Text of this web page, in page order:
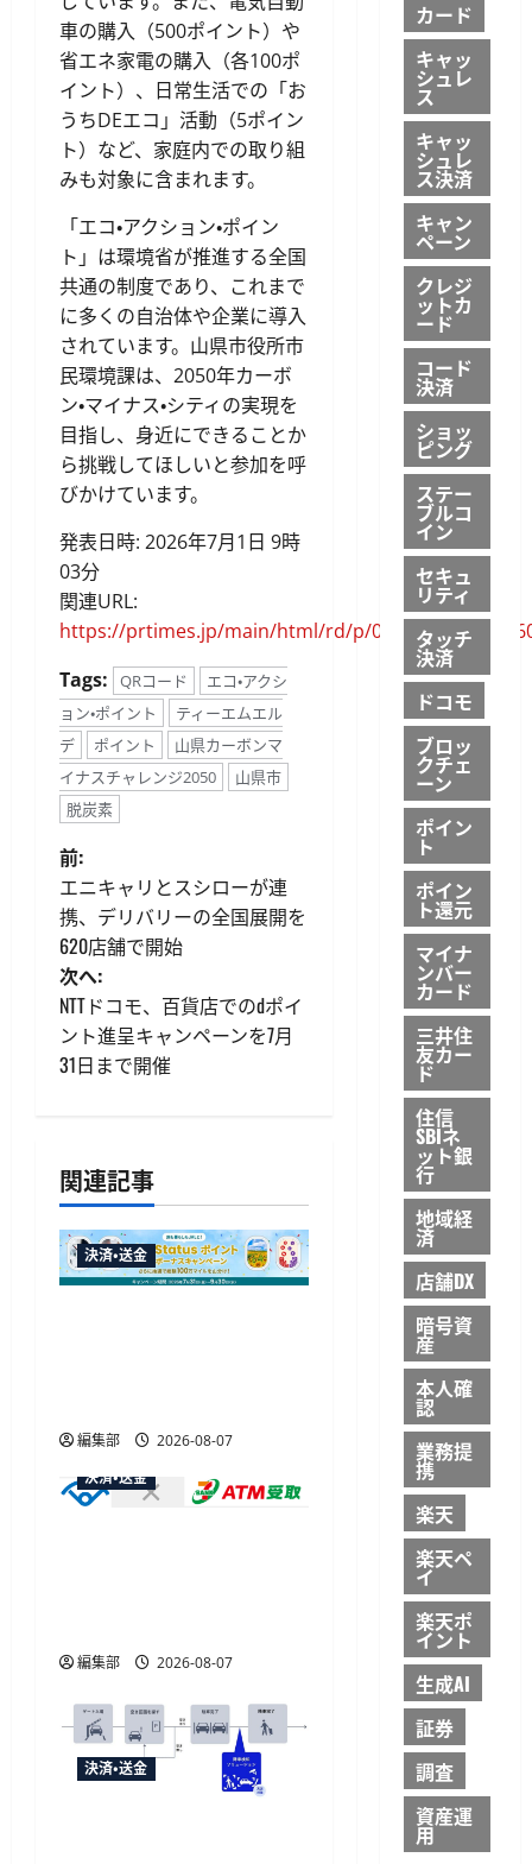
車の購入（500ポイント）や
省エネ家電の購入（各100ポ
イント）、日常生活での「お
うちDEエコ」活動（5ポイン
ト）など、家庭内での取り組
みも対象に含まれます。
「エコ・アクション・ポイン
ト」は環境省が推進する全国
共通の制度であり、これまで
に多くの自治体や企業に導入
されています。山県市役所市
民環境課は、2050年カーボ
ン・マイナス・シティの実現を
目指し、身近にできることか
ら挑戦してほしいと参加を呼
びかけています。
発表日時: 2026年7月1日 9時
03分
関連URL:
https://prtimes.jp/main/html/rd/p/
Tags:
QRコード
エコ・アクシ
ョン・ポイント
ティーエムエル
デ
ポイント
山県カーボンマ
イナスチャレンジ2050
山県市
脱炭素
投
稿
ナ
ビ
ゲ
シ
ョ
ン
前:
エニキャリとスシローが連
携、デリバリーの全国展開を
620店舗で開始
次へ:
NTTドコモ、百貨店でのdポイ
ント進呈キャンペーンを7月
31日まで開催
関連記事
決済・送金
編集部
2026-08-07
決済・送金
編集部 2026-08-07
決済・送金
カード
キャッ
シュレ
ス
キャッ
シュレ
ス決済
キャン
ペーン
クレジ
ットカ
ード
コード
決済
ショッ
ピング
ステー
ブルコ
イン
セキュ
リティ
タッチ
決済
ドコモ
ブロッ
クチェ
ーン
ポイン
ト
ポイン
ト還元
マイナ
ンバー
カード
三井住
友カー
ド
住信
SBIネ
ット銀
行
地域経
済
店舗DX
暗号資
産
本人確
認
業務提
携
楽天
楽天ペ
イ
楽天ポ
イント
生成AI
証券
調査
資産運
用